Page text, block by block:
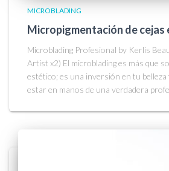
MICROBLADING
Micropigmentación de cejas
Microblading Profesional by Kerlis
Artist x2) El microblading es más que
estético; es una inversión en tu belleza
estar en manos de una verdadera